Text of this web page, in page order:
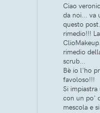
Ciao
da noi... va
questo
rimedio!!!
rimedio
scrub...
Bè io l'ho
favoloso!!!
Si
con un po'
mescola e